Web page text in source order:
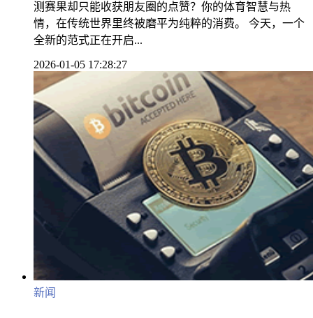
测赛果却只能收获朋友圈的点赞？你的体育智慧与热
情，在传统世界里终被磨平为纯粹的消费。 今天，一个
全新的范式正在开启...
2026-01-05 17:28:27
新闻